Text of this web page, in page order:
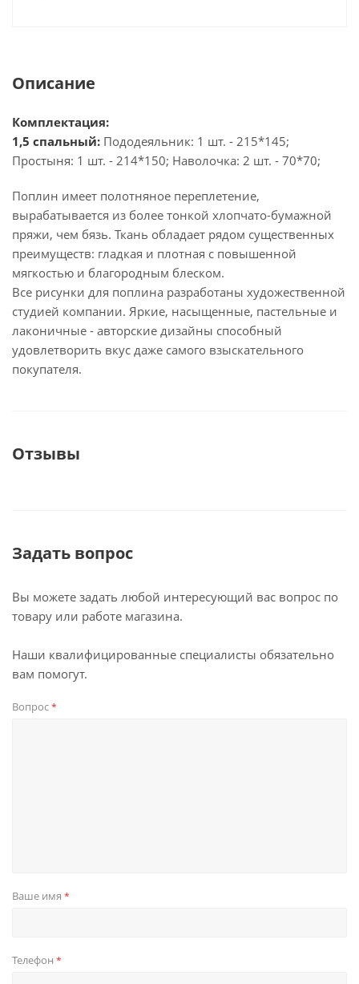
Описание
Комплектация:
1,5 спальный: Пододеяльник: 1 шт. - 215*145;
Простыня: 1 шт. - 214*150; Наволочка: 2 шт. - 70*70;
Поплин имеет полотняное переплетение,
вырабатывается из более тонкой хлопчато-бумажной
пряжи, чем бязь. Ткань обладает рядом существенных
преимуществ: гладкая и плотная с повышенной
мягкостью и благородным блеском.
Все рисунки для поплина разработаны художественной
студией компании. Яркие, насыщенные, пастельные и
лаконичные - авторские дизайны способный
удовлетворить вкус даже самого взыскательного
покупателя.
Отзывы
Задать вопрос
Вы можете задать любой интересующий вас вопрос по
товару или работе магазина.
Наши квалифицированные специалисты обязательно
вам помогут.
Вопрос*
Ваше имя *
Телефон *